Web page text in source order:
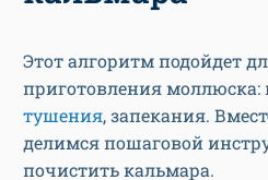
Этот алгоритм подойдет
приготовления
тушения, запекания.
делимся пошаговой
почистить кальмара.